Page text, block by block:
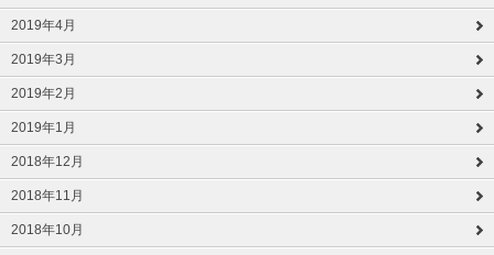
2019年4月
2019年3月
2019年2月
2019年1月
2018年12月
2018年11月
2018年10月